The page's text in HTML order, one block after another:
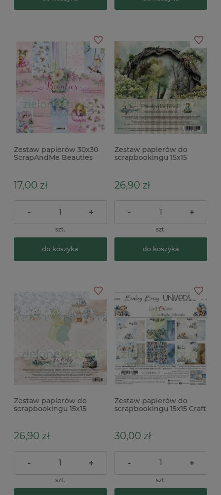
Zestaw papierów 30x30
ScrapAndMe Beauties
17,00 zł
- +
szt.
do koszyka
Zestaw papierów do
scrapbookingu 15x15
26,90 zł
- +
szt.
do koszyka
Zestaw papierów do
scrapbookingu 15x15
26,90 zł
- +
szt.
Zestaw papierów do
scrapbookingu 15x15 Craft
30,00 zł
- +
szt.